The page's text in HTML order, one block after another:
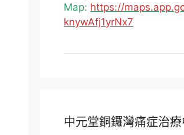
Map: https://
knywAfj1yrNx7
中元堂銅鑼灣痛症治